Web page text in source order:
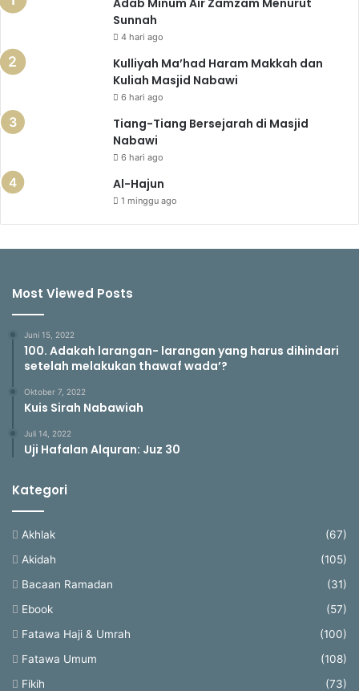
Adab Minum Air Zamzam Menurut
Sunnah
4 hari ago
Kulliyah Ma’had Haram Makkah dan
Kuliah Masjid Nabawi
6 hari ago
Tiang-Tiang Bersejarah di Masjid
Nabawi
6 hari ago
Al-Hajun
1 minggu ago
Most Viewed Posts
Juni 15, 2022
100. Adakah larangan- larangan yang harus dihindari
setelah melakukan thawaf wada’?
Oktober 7, 2022
Kuis Sirah Nabawiah
Juli 14, 2022
Uji Hafalan Alquran: Juz 30
Kategori
Akhlak
(67)
Akidah
(105)
Bacaan Ramadan
(31)
Ebook
(57)
Fatawa Haji & Umrah
(100)
Fatawa Umum
(108)
Fikih
(73)